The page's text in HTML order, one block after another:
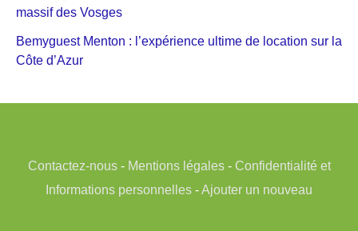
massif des Vosges
Bemyguest Menton : l’expérience ultime de location sur la
Côte d’Azur
Contactez-nous- Mentions légales- Confidentialité et
Informations personnelles -Ajouter un nouveau